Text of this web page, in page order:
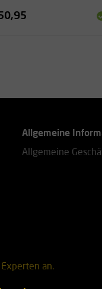
Allgemeine
Allgemeine
an.